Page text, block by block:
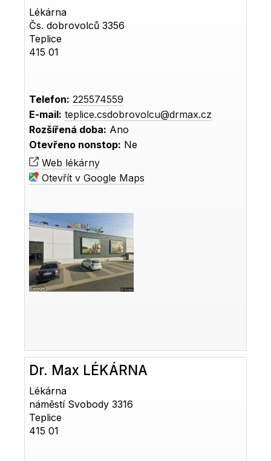
Lékárna
Čs. dobrovolců 3356
Teplice
415 01
Telefon: 225574559
E-mail: teplice.csdobrovolcu@drmax.cz
Rozšířená doba: Ano
Otevřeno nonstop: Ne
Web lékárny
Otevřít v Google Maps
Dr. Max LÉKÁRNA
Lékárna
náměstí Svobody 3316
Teplice
415 01